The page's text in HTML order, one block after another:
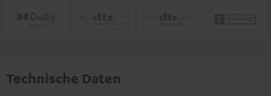
Technische Daten